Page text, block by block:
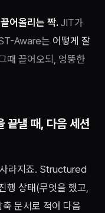
어올리는 짝. JIT가
Aware는 어떻게 잘
때 끌어오되, 엉뚱한
낼 때, 다음 세션
라지죠. Structured
행 상태 (무엇을 했고,
문서로 적어 다음